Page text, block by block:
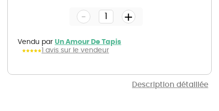
Description détaillée
gallery
Vendu par Un Amour De Tapis
1 avis sur le vendeur
- +